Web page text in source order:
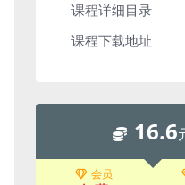
课程详细目录
课程下载地址
16.6
会员